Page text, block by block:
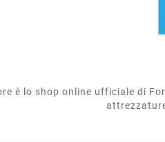
è lo shop online ufficiale di